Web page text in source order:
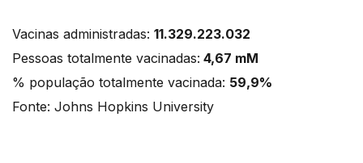
Vacinas administradas: 11.329.223.032
Pessoas totalmente vacinadas: 4,67 mM
% população totalmente vacinada: 59,9%
Fonte: Johns Hopkins University